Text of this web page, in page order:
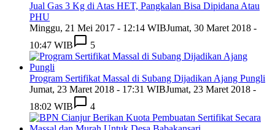
Jual Gas 3 Kg di Atas HET, Pangkalan Bisa Dipidana Atau
PHU
Minggu, 21 Mei 2017 - 12:14 WIBJumat, 30 Maret 2018 -
10:47 WIB
5
Program Sertifikat Massal di Subang Dijadikan Ajang Pungli
Jumat, 23 Maret 2018 - 17:31 WIBJumat, 23 Maret 2018 -
18:02 WIB
4